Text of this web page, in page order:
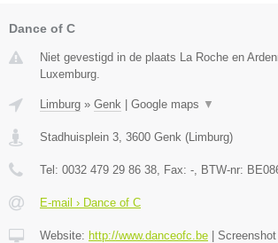
Dance of C
Niet gevestigd in de plaats La Roche en
Luxemburg.
Limburg » Genk | Google maps ▼
Stadhuisplein 3 3600 Genk (Limburg)
Tel: 0032 479 29 86 38 , Fax: - , BTW-nr:
E-mail › Dance of C
Website: http://www.danceofc.be | Screenshot